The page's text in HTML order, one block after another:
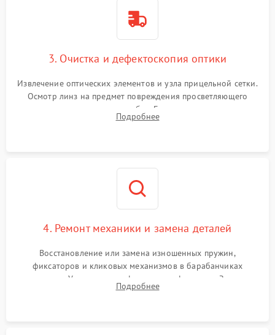
3. Очистка и дефектоскопия оптики
Извлечение оптических элементов и узла прицельной сетки.
Осмотр линз на предмет повреждения просветляющего
покрытия или появления грибка. Бережная очистка стекол
спецрастворами. Проверка целостности гравированной
Подробнее
4. Ремонт механики и замена деталей
Восстановление или замена изношенных пружин,
фиксаторов и кликовых механизмов в барабанчиках
поправок. Устранение люфтов в трансфокаторе. Замена
поврежденных линз, разбитой сетки или восстановление
Подробнее